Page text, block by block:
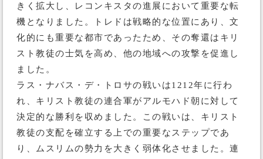
きく拡大し、レコンキスタの進展において重要な転
機となりました。トレドは戦略的な位置にあり、文
化的にも重要な都市であったため、その奪還はキリ
スト教徒の士気を高め、他の地域への攻撃を促進し
ました。
ラス・ナバス・デ・トロサの戦いは1212年に行わ
れ、キリスト教徒の連合軍がアルモハド朝に対して
決定的な勝利を収めました。この戦いは、キリスト
教徒の支配を確立する上での重要なステップであ
り、ムスリムの勢力を大きく弱体化させました。連